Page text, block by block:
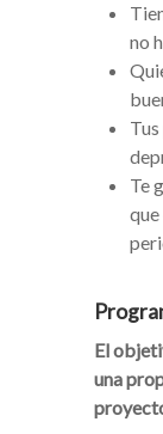
no
Te
El
una